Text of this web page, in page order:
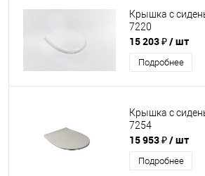
Крышка с
7220
15 203 ₽/ шт
Подробнее
Крышка с
7254
15 953 ₽/ шт
Подробнее